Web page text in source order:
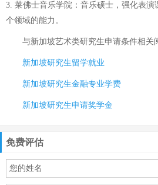
3. 莱佛士音乐学院：音乐硕士，强化表演
个领域的能力。
与新加坡艺术类研究生申请条件相关
新加坡研究生留学就业
新加坡研究生金融专业学费
新加坡研究生申请奖学金
免费评估